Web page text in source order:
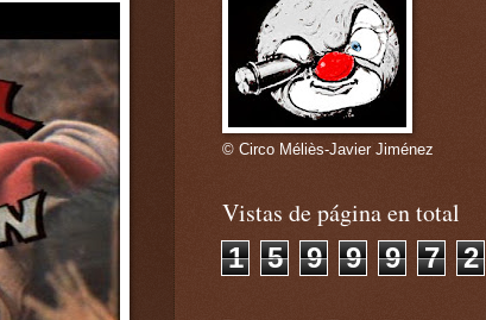
© Circo Méliès-Javier Jiménez
Vistas de página en total
1
5 9 9 9 7 2